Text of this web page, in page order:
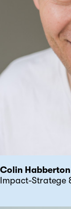
Colin Habberton
Impact-Stratege